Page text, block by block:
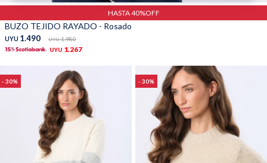
HASTA 40%OFF
BUZO TEJIDO RAYADO - Rosado
UYU 1.490 UYU 1.980
UYU 1.267
30 30